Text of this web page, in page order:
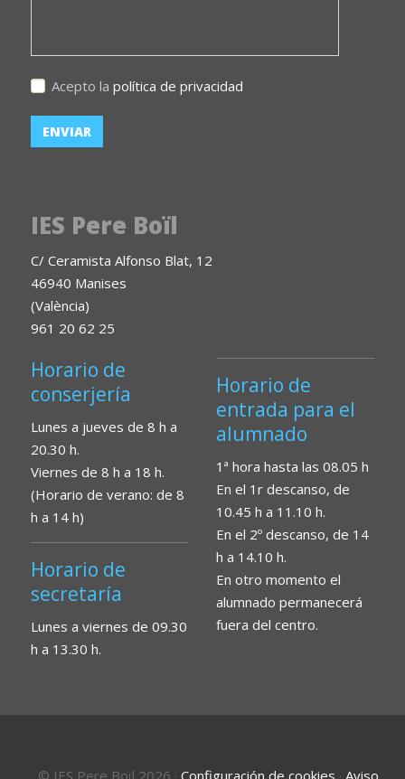
Acepto la política de privacidad
IES Pere Boïl
C/ Ceramista Alfonso Blat, 12
46940 Manises
(València)
961 20 62 25
Horario de
conserjería
Lunes a jueves de 8 h a
20.30 h.
Viernes de 8 h a 18 h.
(Horario de verano: de 8
h a 14 h)
Horario de
secretaría
Lunes a viernes de 09.30
h a 13.30 h.
Horario de
entrada para el
alumnado
1ª hora hasta las 08.05 h
En el 1r descanso, de
10.45 h a 11.10 h.
En el 2º descanso, de 14
h a 14.10 h.
En otro momento el
alumnado permanecerá
fuera del centro.
© IES Pere Boïl 2026 · Configuración de cookies · Aviso